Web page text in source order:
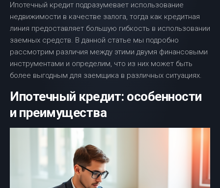
Ипотечный кредит подразумевает использование
недвижимости в качестве залога, тогда как кредитная
линия предоставляет большую гибкость в использовании
заемных средств. В данной статье мы подробно
рассмотрим различия между этими двумя финансовыми
инструментами и определим, что из них может быть
более выгодным для заемщика в различных ситуациях.
Ипотечный кредит: особенности
и преимущества